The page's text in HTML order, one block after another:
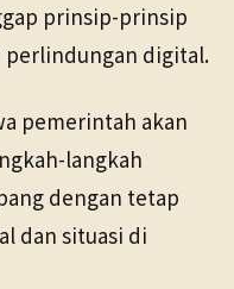
prinsip-prinsip
digital.
pemerintah akan
langkah
dengan tetap
dan situasi di